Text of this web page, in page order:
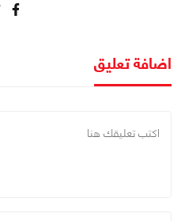
اضافة تعليق